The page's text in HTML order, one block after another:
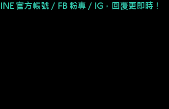
官方帳號／FB 粉專／IG，回覆更即時！